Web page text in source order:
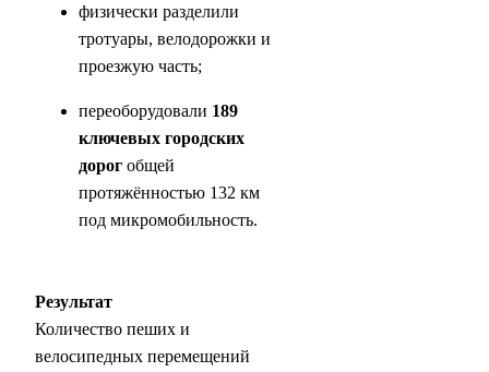
физически разделили
тротуары, велодорожки и
проезжую часть;
переоборудовали 189
ключевых городских
дорогобщей
протяжённостью 132 км
под микромобильность.
Результат
Количество пеших и
велосипедных перемещений